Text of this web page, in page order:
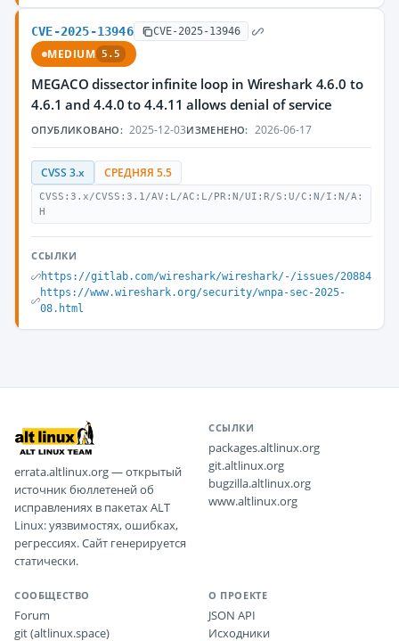
CVE-2025-13946 CVE-2025-13946
MEDIUM 5.5
MEGACO dissector infinite loop in Wireshark 4.6.0 to
4.6.1 and 4.4.0 to 4.4.11 allows denial of service
ОПУБЛИКОВАНО: 2025-12-03ИЗМЕНЕНО: 2026-06-17
CVSS 3.x СРЕДНЯЯ 5.5
CVSS:3.x/CVSS:3.1/AV:L/AC:L/PR:N/UI:R/S:U/C:N/I:N/A:
H
ССЫЛКИ
https://gitlab.com/wireshark/wireshark/-/issues/20884
https://www.wireshark.org/security/wnpa-sec-2025-
08.html
errata.altlinux.org — открытый
источник бюллетеней об
исправлениях в пакетах ALT
Linux: уязвимостях, ошибках,
регрессиях. Сайт генерируется
статически.
ССЫЛКИ
packages.altlinux.org
git.altlinux.org
bugzilla.altlinux.org
www.altlinux.org
СООБЩЕСТВО
Forum
git (altlinux.space)
О ПРОЕКТЕ
JSON API
Исходники